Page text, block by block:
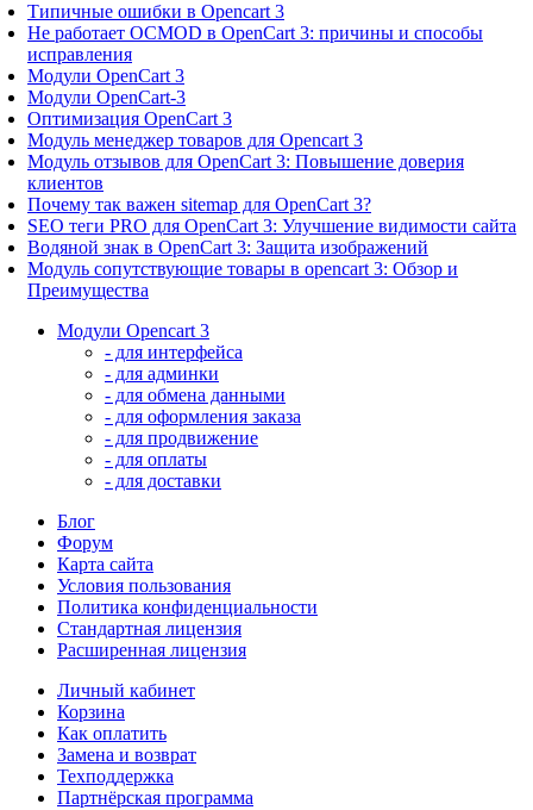
Типичные ошибки в Opencart 3
Не работает OCMOD в OpenCart 3: причины и способы
исправления
Модули OpenCart 3
Модули OpenCart-3
Оптимизация OpenCart 3
Модуль менеджер товаров для Opencart 3
Модуль отзывов для OpenCart 3: Повышение доверия
клиентов
Почему так важен sitemap для OpenCart 3?
SEO теги PRO для OpenCart 3: Улучшение видимости сайта
Водяной знак в OpenCart 3: Защита изображений
Модуль сопутствующие товары в opencart 3: Обзор и
Преимущества
Модули Opencart 3
- для интерфейса
- для админки
- для обмена данными
- для оформления заказа
- для продвижение
- для оплаты
- для доставки
Блог
Форум
Карта сайта
Условия пользования
Политика конфиденциальности
Стандартная лицензия
Расширенная лицензия
Личный кабинет
Корзина
Как оплатить
Замена и возврат
Техподдержка
Партнёрская программа